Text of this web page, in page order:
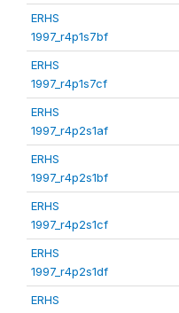
ERHS
1997_r4p1s7bf
ERHS
1997_r4p1s7cf
ERHS
1997_r4p2s1af
ERHS
1997_r4p2s1bf
ERHS
1997_r4p2s1cf
ERHS
1997_r4p2s1df
ERHS